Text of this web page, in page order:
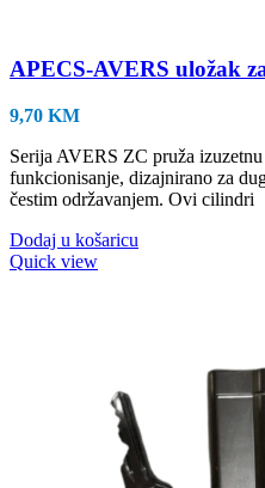
APECS-AVERS uložak
9,70 KM
Serija AVERS ZC pruža
funkcionisanje, dizajnirano za
čestim održavanjem. Ovi cilindri
Dodaj u košaricu
Quick view